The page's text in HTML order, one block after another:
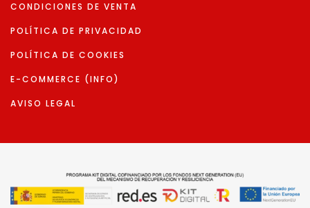
CONDICIONES DE VENTA
POLÍTICA DE PRIVACIDAD
POLÍTICA DE COOKIES
E-COMMERCE (INFO)
AVISO LEGAL